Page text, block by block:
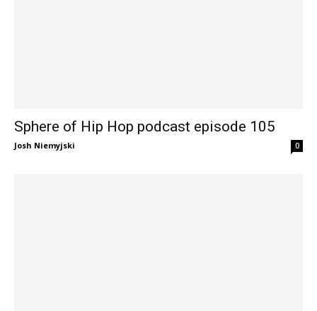
Sphere of Hip Hop podcast episode 105
Josh Niemyjski 0